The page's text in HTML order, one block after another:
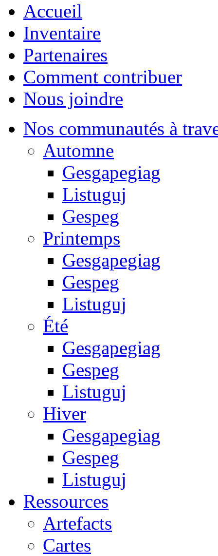
Accueil
Inventaire
Partenaires
Comment contribuer
Nous joindre
Nos communautés à
Automne
Gesgapegiag
Listuguj
Gespeg
Printemps
Gesgapegiag
Gespeg
Listuguj
Été
Gesgapegiag
Gespeg
Listuguj
Hiver
Gesgapegiag
Gespeg
Listuguj
Ressources
Artefacts
Cartes